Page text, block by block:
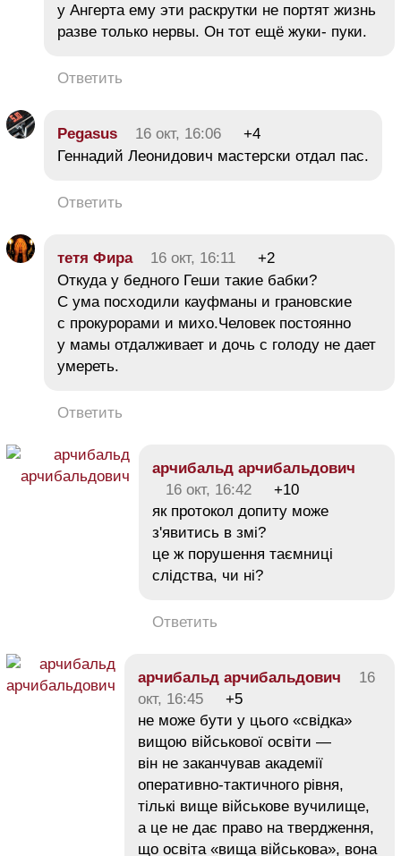
у Ангерта ему эти раскрутки не портят жизнь
разве только нервы. Он тот ещё жуки- пуки.
Ответить
Pegasus 16 окт, 16:06
+4
Геннадий Леонидович мастерски отдал пас.
Ответить
тетя Фира 16 окт, 16:11
+2
Откуда у бедного Геши такие бабки?
С ума посходили кауфманы и грановские
с прокурорами и михо.Человек постоянно
у мамы отдалживает и дочь с голоду не дает
умереть.
Ответить
арчибальд арчибальдович
16 окт, 16:42
+10
як протокол допиту може
з'явитись в змі?
це ж порушення таємниці
слідства, чи ні?
Ответить
арчибальд арчибальдович
16
окт, 16:45
+5
не може бути у цього «свідка»
вищою військової освіти —
він не заканчував академії
оперативно-тактичного рівня,
тількі вище військове вучилище,
а це не дає право на твердження,
що освіта «вища військова», вона